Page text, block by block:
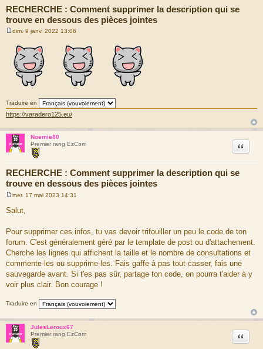
RECHERCHE : Comment supprimer la description qui se
trouve en dessous des pièces jointes
s
a
g
dim. 9 janv. 2022 13:06
Traduire en
https://varadero125.eu/
Noemie80
Premier rang EzCom
RECHERCHE : Comment supprimer la description qui se
trouve en dessous des pièces jointes
Citation
e
s
g
e
mer. 17 mai 2023 14:31
Salut,
Pour supprimer ces infos, tu vas devoir trifouiller un peu le code de ton
forum. C'est généralement géré par le template de post ou d'attachement.
Cherche les lignes qui affichent la taille et le nombre de consultations et
commente-les ou supprime-les. Fais gaffe à pas tout casser, fais une
sauvegarde avant. Si t'es pas sûr, partage ton code, on pourra t'aider à y
voir plus clair. Bon courage !
Traduire en
JulesLeroux67
Premier rang EzCom
Citation